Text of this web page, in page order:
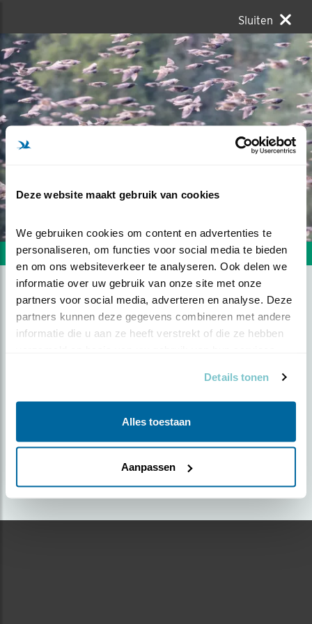
Deze website maakt gebruik van cookies
We gebruiken cookies om content en advertenties te
personaliseren, om functies voor social media te bieden
en om ons websiteverkeer te analyseren. Ook delen we
informatie over uw gebruik van onze site met onze
partners voor social media, adverteren en analyse. Deze
partners kunnen deze gegevens combineren met andere
informatie die u aan ze heeft verstrekt of die ze hebben
Details tonen
Alles toestaan
Aanpassen
Sluiten
Volgende foto Vorige foto
SPREEUWENWOLK
Foto genomen in: Luxemburg (provincie)